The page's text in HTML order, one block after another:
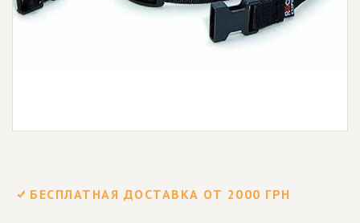
БЕСПЛАТНАЯ ДОСТАВКА ОТ 2000 ГРН